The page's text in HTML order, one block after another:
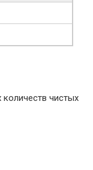
количеств чистых